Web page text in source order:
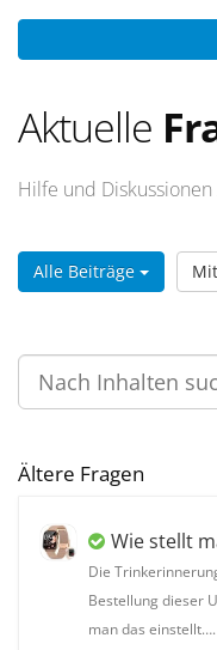
Aktuelle
Hilfe und Diskussionen
Alle Beiträge
Ältere Fragen
Wie stellt
Die
Bestellung dieser
man das